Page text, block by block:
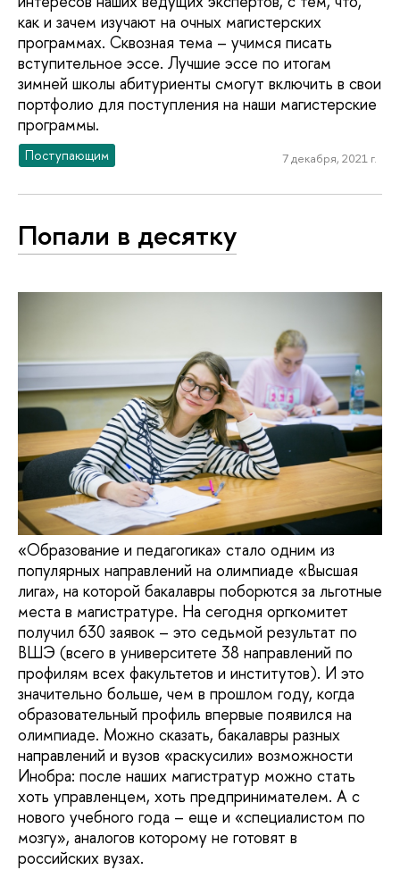
как и зачем изучают на очных магистерских
программах. Сквозная тема – учимся писать
вступительное эссе. Лучшие эссе по итогам
зимней школы абитуриенты смогут включить в свои
портфолио для поступления на наши магистерские
программы.
Поступающим 7 декабря, 2021 г.
Попали в десятку
«Образование и педагогика» стало одним из
популярных направлений на олимпиаде «Высшая
лига», на которой бакалавры поборются за льготные
места в магистратуре. На сегодня оргкомитет
получил 630 заявок – это седьмой результат по
ВШЭ (всего в университете 38 направлений по
профилям всех факультетов и институтов). И это
значительно больше, чем в прошлом году, когда
образовательный профиль впервые появился на
олимпиаде. Можно сказать, бакалавры разных
направлений и вузов «раскусили» возможности
Инобра: после наших магистратур можно стать
хоть управленцем, хоть предпринимателем. А с
нового учебного года – еще и «специалистом по
мозгу», аналогов которому не готовят в
российских вузах.